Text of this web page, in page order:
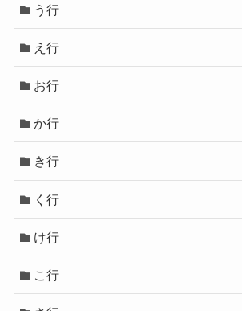
う行
え行
お行
か行
き行
く行
け行
こ行